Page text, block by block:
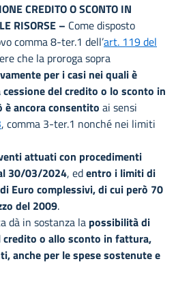
CREDITO O SCONTO IN
RISORSE – Come disposto
comma 8-ter.1 dell’art. 119 del
che la proroga sopra
per i casi nei quali è
del credito o lo sconto in
ancora consentito ai sensi
, comma 3-ter.1 nonché nei limiti
attuati con procedimenti
30/03/2024, edentro i limiti di
Euro complessivi, di cui però 70
del 2009.
dà in sostanza la possibilità di
credito o allo sconto in fattura,
anche per le spese sostenute e